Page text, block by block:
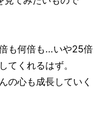
も何倍も…いや25倍
てくれるはず。
の心も成長していく